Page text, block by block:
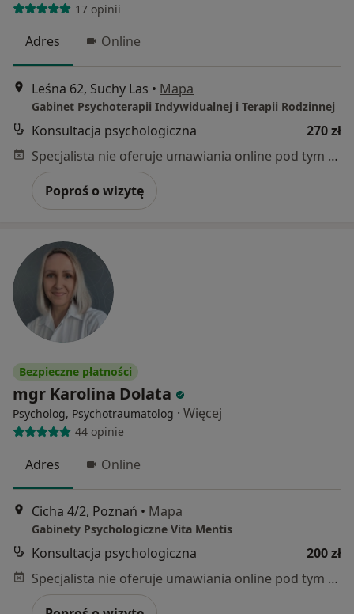
17 opinii
Adres Online
Leśna 62, Suchy Las • Mapa
Gabinet Psychoterapii Indywidualnej i Terapii Rodzinnej
Konsultacja psychologiczna
270 zł
Specjalista nie oferuje umawiania online pod tym adresem.
Poproś o wizytę
Bezpieczne płatności
mgr Karolina Dolata
Psycholog, Psychotraumatolog · Więcej
44 opinie
Adres Online
Cicha 4/2, Poznań • Mapa
Gabinety Psychologiczne Vita Mentis
Konsultacja psychologiczna
200 zł
Specjalista nie oferuje umawiania online pod tym adresem.